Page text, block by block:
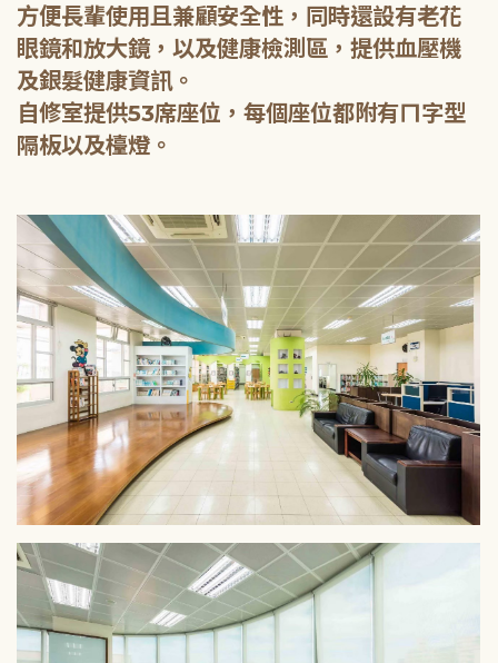
方便長輩使用且兼顧安全性，同時還設有老花
眼鏡和放大鏡，以及健康檢測區，提供血壓機
及銀髮健康資訊。
自修室提供53席座位，每個座位都附有ㄇ字型